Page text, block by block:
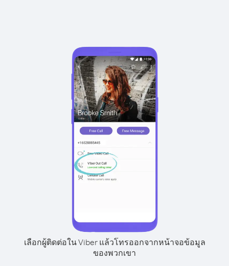
เลือกผู้ติดต่อใน Viber แล้วโทรออกจากหน้าจอข้อมูล
ของพวกเขา